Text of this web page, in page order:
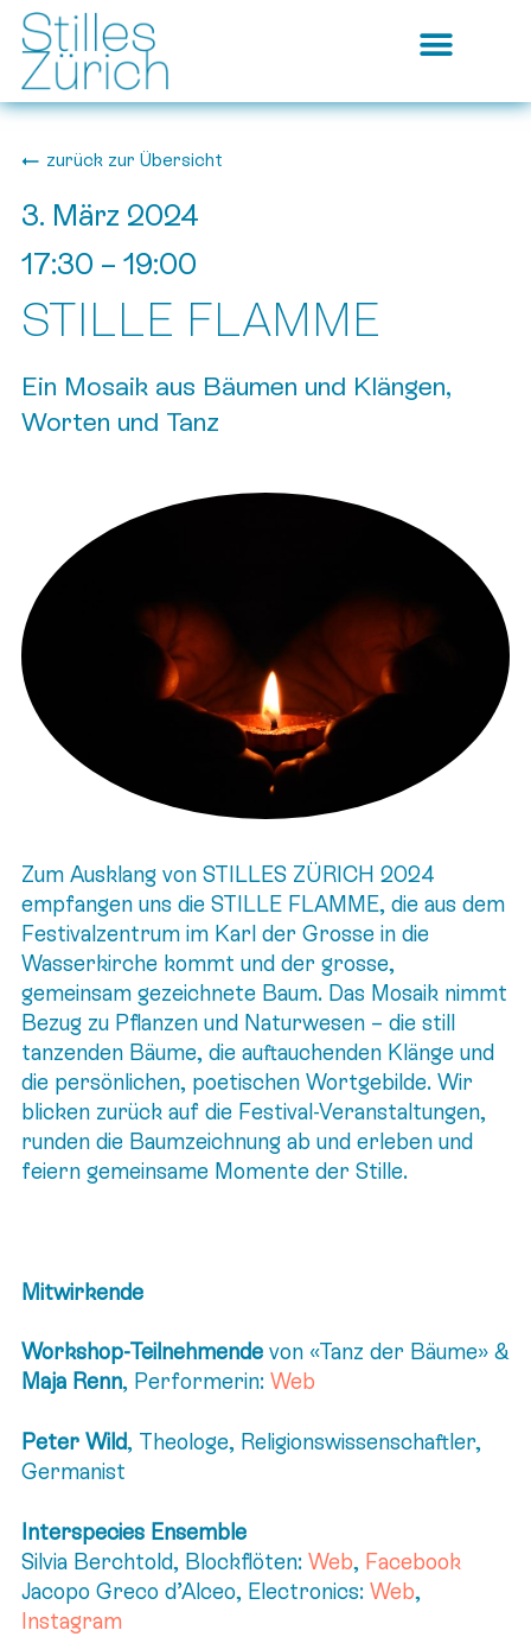
zurück zur Übersicht
3. März 2024
17:30 – 19:00
STILLE FLAMME
Ein Mosaik aus Bäumen und Klängen,
Worten und Tanz
Zum Ausklang von STILLES ZÜRICH 2024
empfangen uns die STILLE FLAMME, die aus dem
Festivalzentrum im Karl der Grosse in die
Wasserkirche kommt und der grosse,
gemeinsam gezeichnete Baum. Das Mosaik nimmt
Bezug zu Pflanzen und Naturwesen – die still
tanzenden Bäume, die auftauchenden Klänge und
die persönlichen, poetischen Wortgebilde. Wir
blicken zurück auf die Festival-Veranstaltungen,
runden die Baumzeichnung ab und erleben und
feiern gemeinsame Momente der Stille.
Mitwirkende
Workshop-Teilnehmendevon «Tanz der Bäume» &
Maja Renn, Performerin: Web
Peter Wild, Theologe, Religionswissenschaftler,
Germanist
Interspecies Ensemble
Silvia Berchtold, Blockflöten: Web, Facebook
Jacopo Greco d’Alceo, Electronics: Web,
Instagram